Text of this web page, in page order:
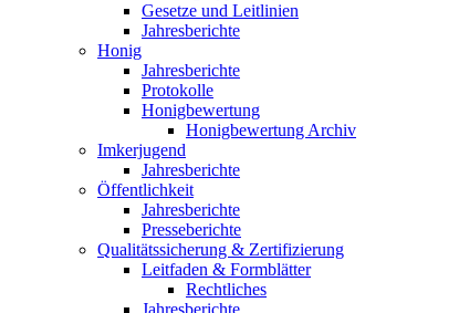
Gesetze und Leitlinien
Jahresberichte
Honig
Jahresberichte
Protokolle
Honigbewertung
Honigbewertung Archiv
Imkerjugend
Jahresberichte
Öffentlichkeit
Jahresberichte
Presseberichte
Qualitätssicherung & Zertifizierung
Leitfaden & Formblätter
Rechtliches
Jahresberichte